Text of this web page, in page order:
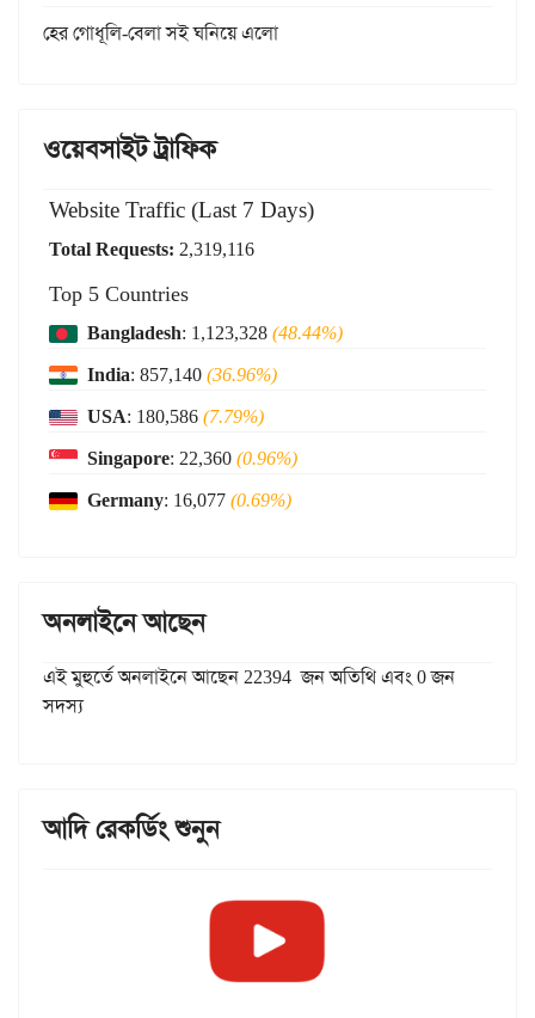
হের গোধূলি-বেলা সই ঘনিয়ে এলো
ওয়েবসাইট ট্রাফিক
Website Traffic (Last 7 Days)
Total Requests: 2,319,116
Top 5 Countries
Bangladesh: 1,123,328(48.44%)
India: 857,140(36.96%)
USA: 180,586(7.79%)
Singapore: 22,360(0.96%)
Germany: 16,077(0.69%)
অনলাইনে আছেন
এই মুহুর্তে অনলাইনে আছেন 22394 জন অতিথি এবং 0 জন
সদস্য
আদি রেকর্ডিং শুনুন